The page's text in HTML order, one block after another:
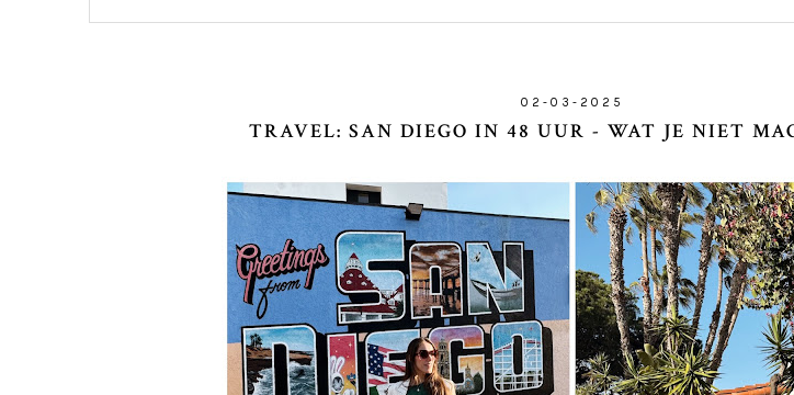
02-03-2025
TRAVEL: SAN DIEGO IN 48 UUR - WAT JE NIET